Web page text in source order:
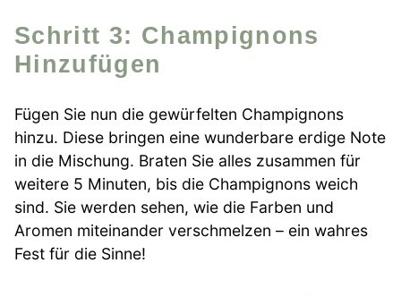
Schritt 3: Champignons
Hinzufügen
Fügen Sie nun die gewürfelten Champignons
hinzu. Diese bringen eine wunderbare erdige Note
in die Mischung. Braten Sie alles zusammen für
weitere 5 Minuten, bis die Champignons weich
sind. Sie werden sehen, wie die Farben und
Aromen miteinander verschmelzen – ein wahres
Fest für die Sinne!